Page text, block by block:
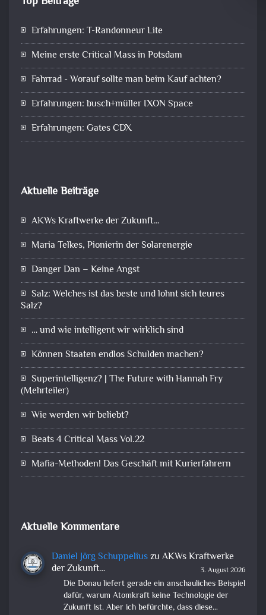
Erfahrungen: T-Randonneur Lite
Meine erste Critical Mass in Potsdam
Fahrrad - Worauf sollte man beim Kauf achten?
Erfahrungen: busch+müller IXON Space
Erfahrungen: Gates CDX
Aktuelle Beiträge
AKWs Kraftwerke der Zukunft…
Maria Telkes, Pionierin der Solarenergie
Danger Dan – Keine Angst
Salz: Welches ist das beste und lohnt sich teures
Salz?
… und wie intelligent wir wirklich sind
Können Staaten endlos Schulden machen?
Superintelligenz? | The Future with Hannah Fry
(Mehrteiler)
Wie werden wir beliebt?
Beats 4 Critical Mass Vol.22
Mafia-Methoden! Das Geschäft mit Kurierfahrern
Aktuelle Kommentare
Daniel Jörg Schuppeliuszu AKWs Kraftwerke
der Zukunft…
3. August 2026
Die Donau liefert gerade ein anschauliches Beispiel
dafür, warum Atomkraft keine Technologie der
Zukunft ist. Aber ich befürchte, dass diese…